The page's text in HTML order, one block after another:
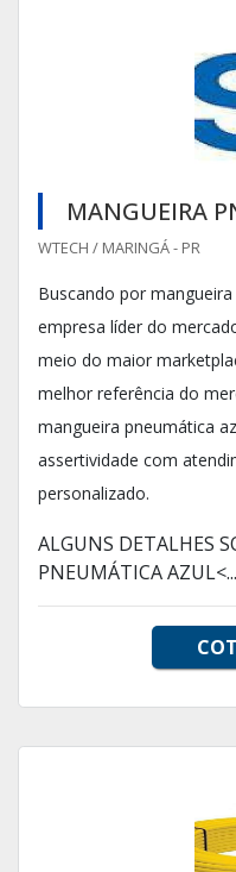
MANGUEIRA
WTECH / MARINGÁ - PR
Buscando por
empresa líder do
meio do maior
melhor referência do
mangueira pneumática
assertividade com
personalizado.
ALGUNS DETALHES
PNEUMÁTICA AZUL<...